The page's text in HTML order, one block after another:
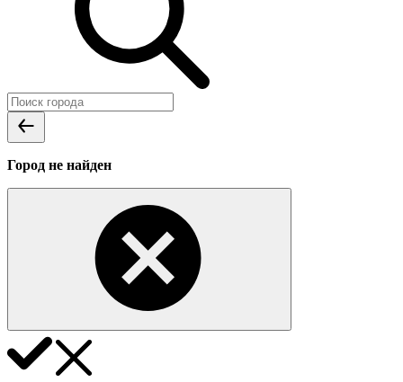
Город не найден